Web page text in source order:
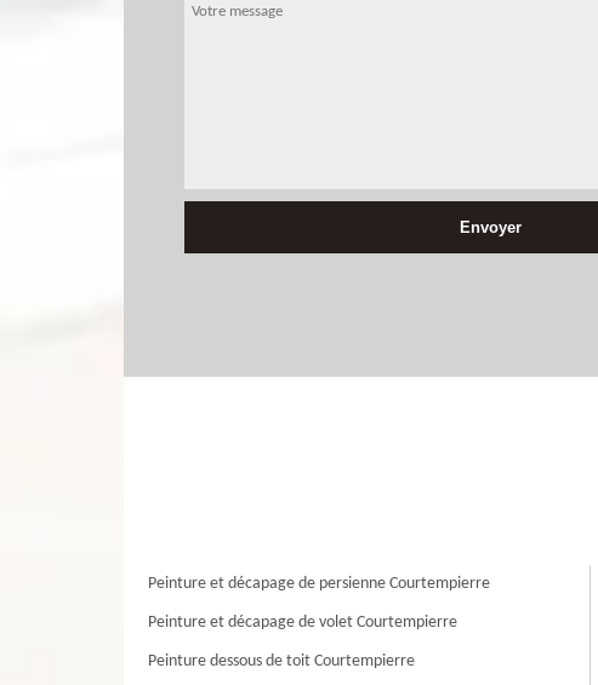
Peinture et décapage de persienne Courtempierre
Peinture et décapage de volet Courtempierre
Peinture dessous de toit Courtempierre